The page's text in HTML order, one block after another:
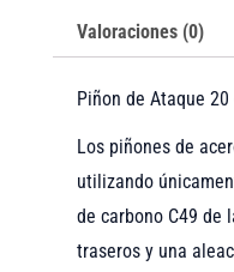
Valoraciones (0)
Piñon de Ataque
Los piñones de
utilizando
de carbono C49 de
traseros y una